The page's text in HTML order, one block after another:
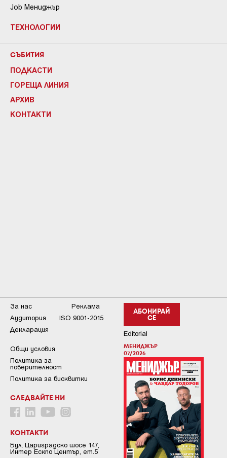
Job Мениджър
ТЕХНОЛОГИИ
СЪБИТИЯ
ПОДКАСТИ
ГОРЕЩА ЛИНИЯ
АРХИВ
КОНТАКТИ
АБОНИРАЙ
СЕ
Editorial
МЕНИДЖЪР
07/2026
За нас
Реклама
Аудитория
ISO 9001-2015
Декларация
Общи условия
Пoлитикa зa
пoвepитeлнocт
Политика за бисквитки
СЛЕДВАЙТЕ НИ
КОНТАКТИ
Бул. Цариградско шосе 147,
Интер Ескпо Център, ет.5